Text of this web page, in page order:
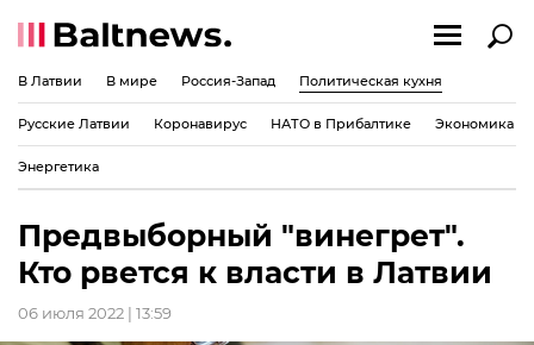
В Латвии В мире Россия-Запад Политическая кухня
Русские Латвии Коронавирус НАТО в Прибалтике Экономика
Энергетика
Предвыборный "винегрет".
Кто рвется к власти в Латвии
06 июля 2022 | 13:59